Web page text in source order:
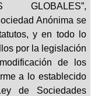
GLOBALES”,
Anónima se
y en todo lo
por la legislación
de los
a lo establecido
de Sociedades